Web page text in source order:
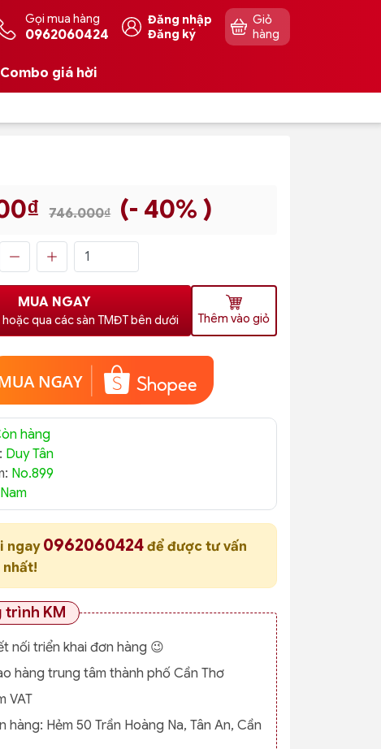
Gọi mua hàng
0962060424
Đăng nhập
Đăng ký
Giỏ
hàng
Combo giá hời
746.000₫ (- 40% )
MUA NGAY
hoặc qua các sàn TMĐT bên dưới Thêm vào giỏ
hàng
Duy Tân
No.899
ngay 0962060424để được tư vấn
trình KM
nối triển khai đơn hàng 😉
hàng trung tâm thành phố Cần Thơ
VAT
hàng: Hẻm 50 Trần Hoàng Na, Tân An, Cần